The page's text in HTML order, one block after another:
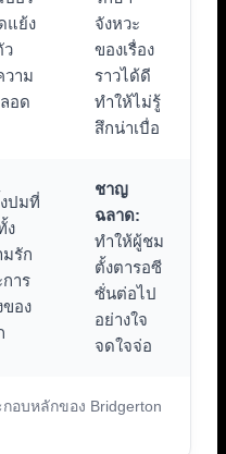
อบหลักของ Bridgerton
แย้ง
ว
วาม
อด
จังหวะ
ของเรื่อง
ราวได้ดี
ทำให้ไม่รู้
สึกน่าเบื่อ
ปมที่
ง
มรัก
าร
อง
ชาญ
ฉลาด:
ทำให้ผู้ชม
ตั้งตารอซี
ซั่นต่อไป
อย่างใจ
จดใจจ่อ